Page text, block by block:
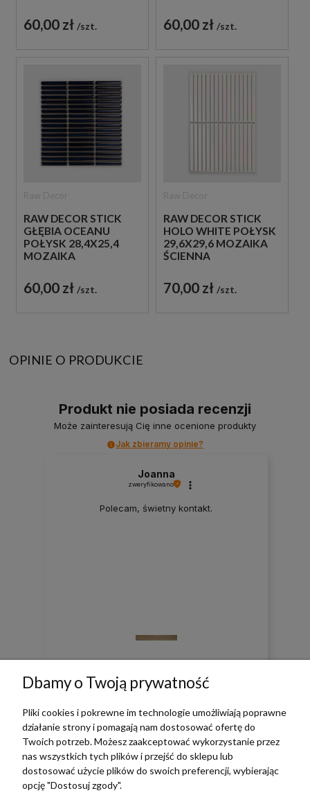
60,00 zł szt. 60,00 zł szt.
RAW DECOR STICK
GŁĘBIA OCEANU
POŁYSK 28,4X25,4
MOZAIKA
60,00 zł szt.
RAW DECOR STICK
HOLO WHITE POŁYSK
29,6X29,6 MOZAIKA
ŚCIENNA
70,00 zł szt.
OPINIE O PRODUKCIE
Produkt nie posiada recenzji
Może zainteresują Cię inne ocenione produkty
Jak zbieramy opinie?
Joanna
zweryfikowano
Polecam, świetny kontakt.
0 0
zebranych i zweryfikowanych przez
Dbamy o Twoją prywatność
Pliki cookies i pokrewne im technologie umożliwiają poprawne
działanie strony i pomagają nam dostosować ofertę do
Twoich potrzeb. Możesz zaakceptować wykorzystanie przez
nas wszystkich tych plików i przejść do sklepu lub
dostosować użycie plików do swoich preferencji, wybierając
opcję "Dostosuj zgody".